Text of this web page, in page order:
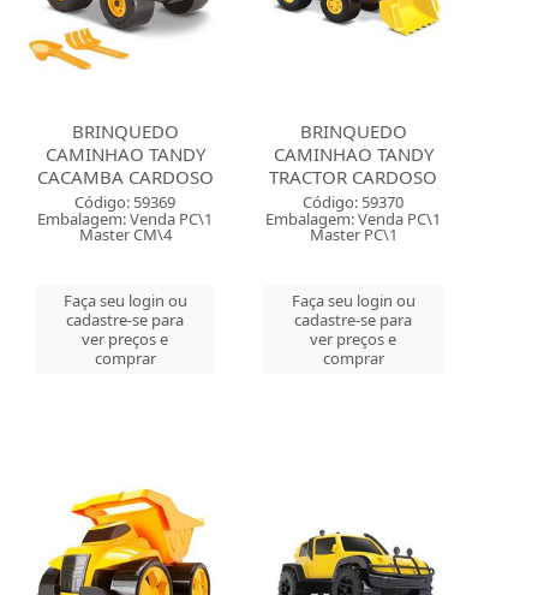
BRINQUEDO
CAMINHAO TANDY
CACAMBA CARDOSO
Código: 59369
Embalagem: Venda PC\1
Master CM\4
Faça seu login ou
cadastre-se para
ver preços e
comprar
BRINQUEDO
CAMINHAO TANDY
TRACTOR CARDOSO
Código: 59370
Embalagem: Venda PC\1
Master PC\1
Faça seu login ou
cadastre-se para
ver preços e
comprar